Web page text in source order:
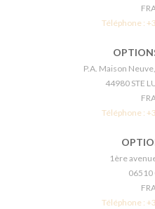
Téléphone :
P.A. Maison
44980 STE
Téléphone :
1ère
06510
Téléphone :